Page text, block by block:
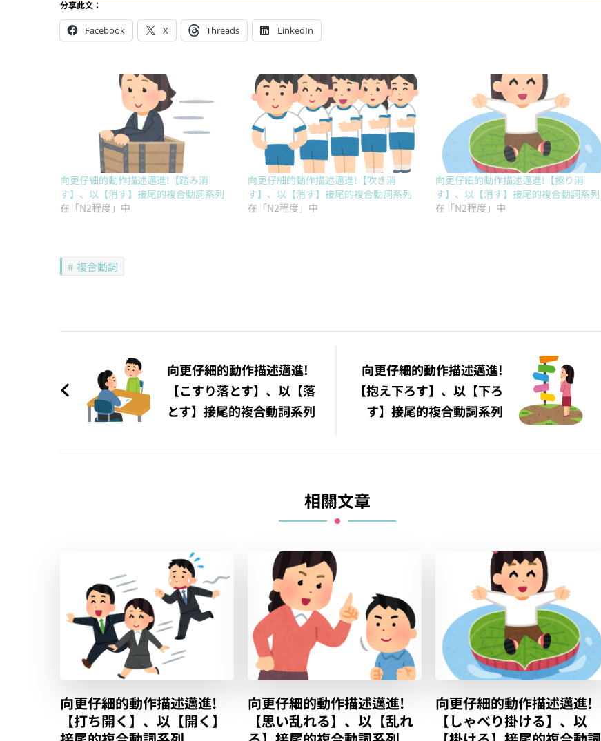
分享此文：
Facebook X Threads LinkedIn
向更仔細的動作描述邁進!【踏み消
す】、以【消す】接尾的複合動詞系列
在「N2程度」中
向更仔細的動作描述邁進!【吹き消
す】、以【消す】接尾的複合動詞系列
在「N2程度」中
向更仔細的動作描述邁進!【擦り消
す】、以【消す】接尾的複合動詞系列
在「N2程度」中
複合動詞
章
導
向更仔細的動作描述邁進!
【こすり落とす】、以【落
とす】接尾的複合動詞系列
向更仔細的動作描述邁進!
【抱え下ろす】、以【下ろ
す】接尾的複合動詞系列
相關文章
向更仔細的動作描述邁進!
【打ち開く】、以【開く】
向更仔細的動作描述邁進!
【思い乱れる】、以【乱れ
向更仔細的動作描述邁進!
【しゃべり掛ける】、以